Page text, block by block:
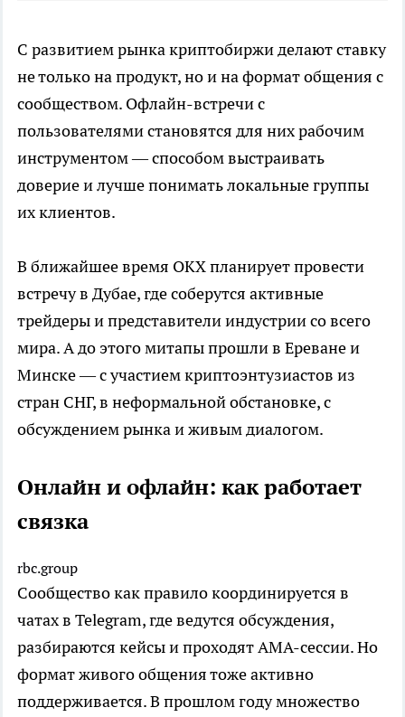
С развитием рынка криптобиржи делают ставку
не только на продукт, но и на формат общения с
сообществом. Офлайн-встречи с
пользователями становятся для них рабочим
инструментом — способом выстраивать
доверие и лучше понимать локальные группы
их клиентов.
В ближайшее время OKX планирует провести
встречу в Дубае, где соберутся активные
трейдеры и представители индустрии со всего
мира. А до этого митапы прошли в Ереване и
Минске — с участием криптоэнтузиастов из
стран СНГ, в неформальной обстановке, с
обсуждением рынка и живым диалогом.
Онлайн и офлайн: как работает
связка
rbc.group
Сообщество как правило координируется в
чатах в Telegram, где ведутся обсуждения,
разбираются кейсы и проходят AMA-сессии. Но
формат живого общения тоже активно
поддерживается. В прошлом году множество